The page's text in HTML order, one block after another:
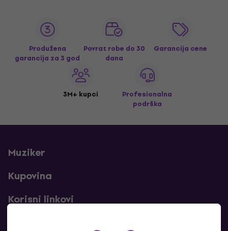
Produžena
garancija za 3 god
Povrat robe do 30
dana
Garancija cene
3M+ kupci
Profesionalna
podrška
Muziker
Kupovina
Korisni linkovi